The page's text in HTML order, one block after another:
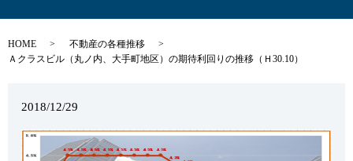
HOME
不動産の各種推移
Ａクラスビル（丸ノ内、大手町地区）の期待利回りの推移（Ｈ30.10）
2018/12/29